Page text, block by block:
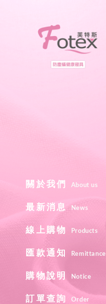
關於我們 About us
最新消息 News
線上購物 Products
匯款通知 Remittance
購物說明 Notice
訂單查詢 Order